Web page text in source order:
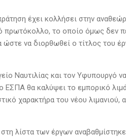
έχει κολλήσει στην
πρωτόκολλο, το οποίο όμως δεν
να διορθωθεί ο τίτλος του
Nαυτιλίας και τον Υφυπουργό
θα καλύψει το εμπορικό
χαρακτήρα του νέου λιμανιού,
λίστα των έργων